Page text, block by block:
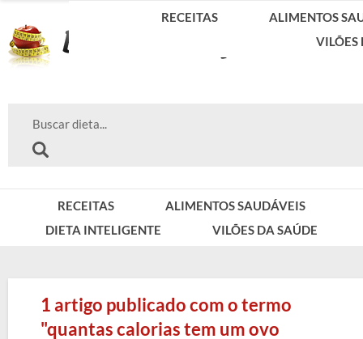
RECEITAS
ALIMENTOS SAUDÁVEIS
DIETA INTELIGENTE
VILÕES DA SAÚDE
RECEITAS
ALIMENTOS
VILÕES
1 artigo publicado com o termo
"quantas calorias tem um ovo